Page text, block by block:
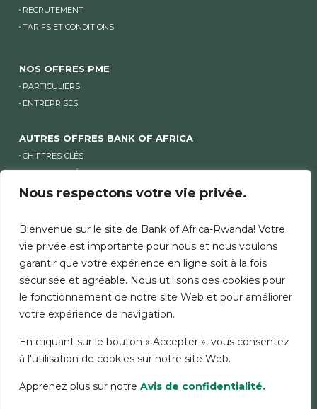
Nous respectons votre vie privée.
Bienvenue sur le site de Bank of Africa-Rwanda! Votre
vie privée est importante pour nous et nous voulons
garantir que votre expérience en ligne soit à la fois
sécurisée et agréable. Nous utilisons des cookies pour
le fonctionnement de notre site Web et pour améliorer
votre expérience de navigation.
En cliquant sur le bouton « Accepter », vous consentez
à l'utilisation de cookies sur notre site Web.
Apprenez plus sur notre Avis de confidentialité.
RECRUTEMENT
TARIFS ET CONDITIONS
NOS OFFRES PME
PARTICULIERS
ENTREPRISES
AUTRES OFFRES BANK OF AFRICA
CHIFFRES-CLÉS
COMMUNIQUÉS FINANCIERS
ACTIONNARIAT
AUTRES SITES BANK OF AFRICA
MENTIONS LÉGALES SÉCURITÉ CHARTE COOKIES
DONNÉES PERSONNELLES